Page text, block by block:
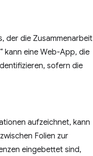
der die Zusammenarbeit
kann eine Web-App, die
sofern die
aufzeichnet, kann
Folien zur
eingebettet sind,